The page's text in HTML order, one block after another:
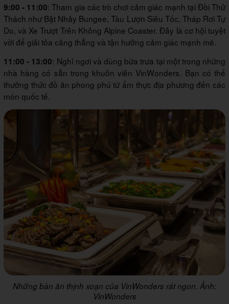
9:00 - 11:00: Tham gia các trò chơi cảm giác mạnh tại Đồi Thử
Thách như Bật Nhảy Bungee, Tàu Lượn Siêu Tốc, Tháp Rơi Tự
Do, và Xe Trượt Trên Không Alpine Coaster. Đây là cơ hội tuyệt
vời để giải tỏa căng thẳng và tận hưởng cảm giác mạnh mẽ.
11:00 - 13:00: Nghỉ ngơi và dùng bữa trưa tại một trong những
nhà hàng có sẵn trong khuôn viên VinWonders. Bạn có thể
thưởng thức đồ ăn phong phú từ ẩm thực địa phương đến các
món quốc tế.
Những bàn ăn thịnh xoạn của VinWonders rất ngon. Ảnh:
VinWonders